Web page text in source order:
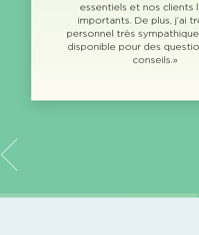
essentiels et nos clients
importants. De plus, j’ai
personnel très
disponible pour des
conseils.»